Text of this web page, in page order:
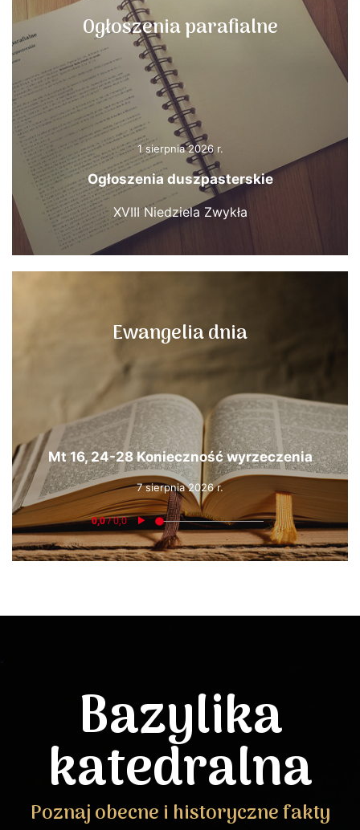
Ogłoszenia parafialne
1 sierpnia 2026 r.
Ogłoszenia duszpasterskie
XVIII Niedziela Zwykła
Ewangelia dnia
Mt 16, 24-28 Konieczność wyrzeczenia
7 sierpnia 2026 r.
Bazylika
katedralna
Poznaj obecne i historyczne fakty